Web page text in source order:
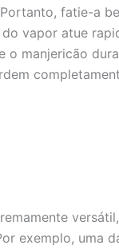
fatie-a
vapor atue
o manjericão
exemplo, uma